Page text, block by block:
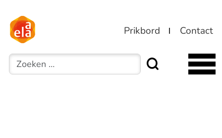
Prikbord Contact
Zoeken